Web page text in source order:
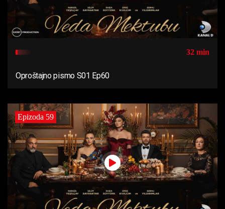
32 min
Oproštajno pismo S01 Ep60
Epizoda 59